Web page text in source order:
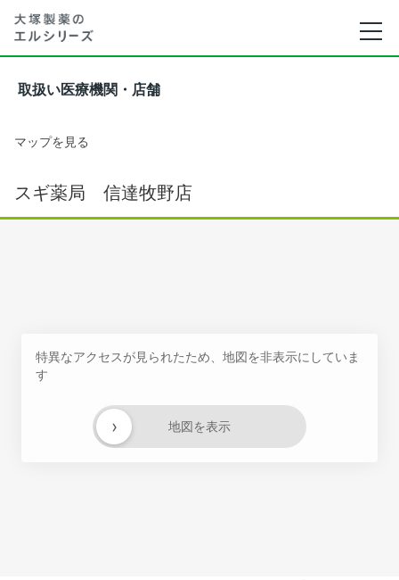
取扱い医療機関・店舗
マップを見る
スギ薬局 信達牧野店
特異なアクセスが見られたため、地図を非表示にしていま
す
地図を表示
›